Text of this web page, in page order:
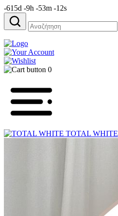
-615d -9h -53m -12s
Αναζήτηση
για:
0
TOTAL WHITE